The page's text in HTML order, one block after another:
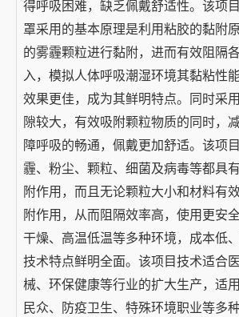
得呼吸困难，缺乏佩戴舒适性。该项
罩采用的基本原理是利用粘胶的黏附
的雾霾颗粒进行黏附，进而有效阻隔
入，模拟人体呼吸潮湿环境其黏粘性
效果更佳，成为其鲜明特点。同时采
隙较大，有效吸附颗粒物质的同时，
障呼吸的畅通，佩戴更加舒适。该项
霾、粉尘、颗粒、细菌及病毒等都具
附作用，而且无论颗粒大小和材料有
附作用，从而阻隔效率高，使用更安
干燥、高温低温等多种环境，成本低
技术特点鲜明全面。该项目技术适合
械、环保健康等行业的扩大生产，适
民众、防疫卫生、特殊环境职业等多